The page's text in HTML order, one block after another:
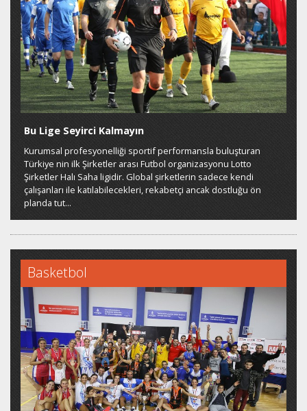
Bu Lige Seyirci Kalmayın
Kurumsal profesyonelliği sportif performansla buluşturan
Türkiye nin ilk Şirketler arası Futbol organizasyonu Lotto
Şirketler Halı Saha ligidir. Global şirketlerin sadece kendi
çalışanları ile katılabilecekleri, rekabetçi ancak dostluğu ön
planda tut...
Basketbol